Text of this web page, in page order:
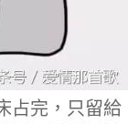
占完，只留給